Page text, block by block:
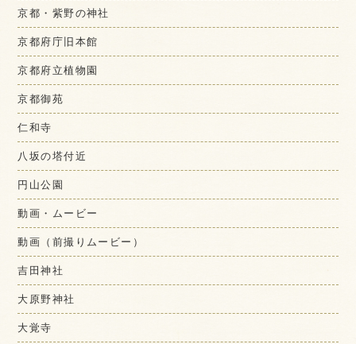
京都・紫野の神社
京都府庁旧本館
京都府立植物園
京都御苑
仁和寺
八坂の塔付近
円山公園
動画・ムービー
動画（前撮りムービー）
吉田神社
大原野神社
大覚寺